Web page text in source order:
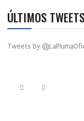
ÚLTIMOS TWEETS
Tweets by